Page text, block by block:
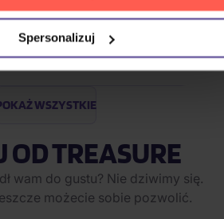
Spersonalizuj
WSZYSTKIE
OD TREASURE
wam do gustu? Nie dziwimy się.
możecie sobie pozwolić.